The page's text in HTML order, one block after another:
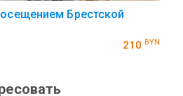
Брестской
210 BYN